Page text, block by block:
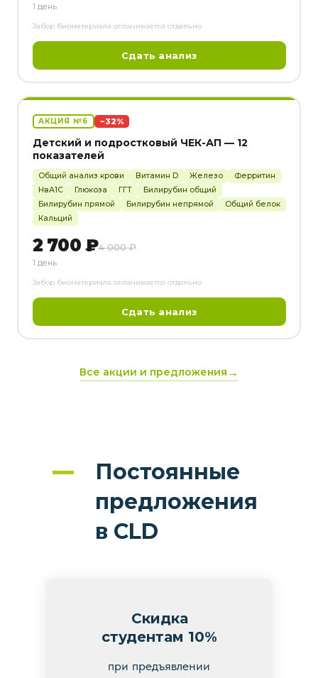
1 день
Забор биоматериала оплачивается отдельно
Сдать анализ
АКЦИЯ №6 −32%
Детский и подростковый ЧЕК-АП — 12
показателей
Общий анализ крови Витамин D Железо
Ферритин
HвА1С
Глюкоза ГГТ
Билирубин общий
Билирубин прямой
Билирубин непрямой
Общий белок
Кальций
2 700 ₽4 000 ₽
1 день
Забор биоматериала оплачивается отдельно
Сдать анализ
Все акции и предложения
Постоянные
предложения
в CLD
Скидка
студентам 10%
при предъявлении